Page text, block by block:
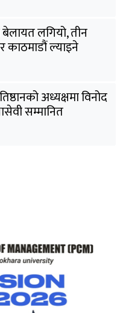
बेलायत लगियो, तीन
काठमाडौं ल्याइने
अध्यक्षमा विनोद
सम्मानित